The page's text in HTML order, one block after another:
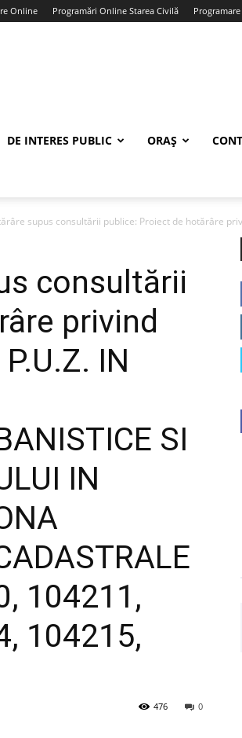
Online Programări Online Starea Civilă
DE INTERES PUBLIC ORAȘ
supus consultării publice: Proiect de hotărâre
consultării
privind
IN
SI
IN
104211,
104215,
0
476